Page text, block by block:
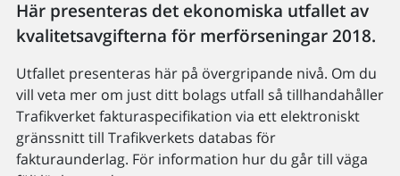
Här presenteras det ekonomiska utfallet av
kvalitetsavgifterna för merförseningar 2018.
Utfallet presenteras här på övergripande nivå. Om du
vill veta mer om just ditt bolags utfall så tillhandahåller
Trafikverket fakturaspecifikation via ett elektroniskt
gränssnitt till Trafikverkets databas för
fakturaunderlag. För information hur du går till väga